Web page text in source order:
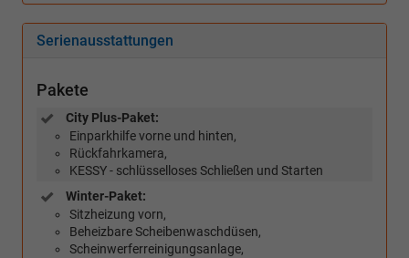
Serienausstattungen
Pakete
City Plus-Paket:
Einparkhilfe vorne und hinten,
Rückfahrkamera,
KESSY - schlüsselloses Schließen und Starten
Winter-Paket:
Sitzheizung vorn,
Beheizbare Scheibenwaschdüsen,
Scheinwerferreinigungsanlage,